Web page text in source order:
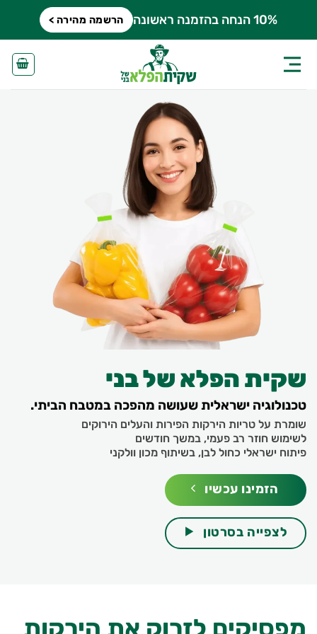
content
10% הנחה בהזמנה ראשונה הרשמה מהירה >
שקית הפלא של בני
טכנולוגיה ישראלית שעושה מהפכה במטבח הביתי.
שומרת על טריות הירקות הפירות והעלים הירוקים
לשימוש חוזר רב פעמי, במשך חודשים
פיתוח ישראלי כחול לבן, בשיתוף מכון וולקני
הזמינו עכשיו
לצפייה בסרטון